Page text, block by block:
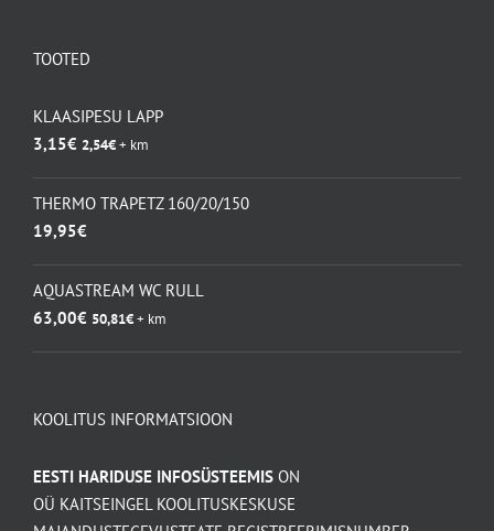
TOOTED
KLAASIPESU LAPP
3,15€ 2,54€+ km
THERMO TRAPETZ 160/20/150
19,95€
AQUASTREAM WC RULL
63,00€ 50,81€+ km
KOOLITUS INFORMATSIOON
EESTI HARIDUSE INFOSÜSTEEMIS ON
OÜ KAITSEINGEL KOOLITUSKESKUSE